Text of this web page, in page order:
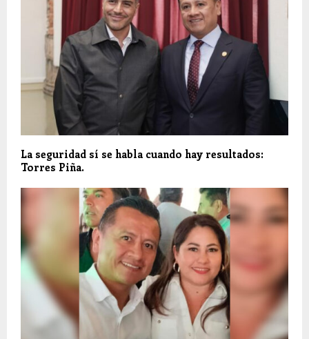
La seguridad sí se habla cuando hay resultados:
Torres Piña.